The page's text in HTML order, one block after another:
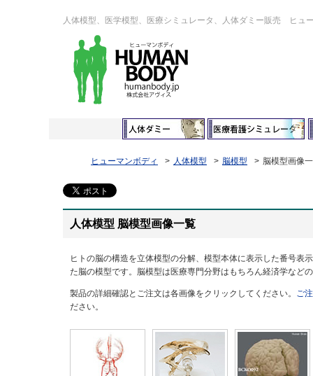
人体模型、医学模型、医療シミュレータ、人体ダミー販売 ヒュ
ヒューマンボディ 人体模型 脳模型 脳模型画像
人体模型 脳模型画像一覧
ヒトの脳の構造を立体模型の分解、模型本体に表示した番号表
た脳の模型です。脳模型は医療専門分野はもちろん経済学など
製品の詳細確認とご注文は各画像をクリックしてください。 ご
ださい。